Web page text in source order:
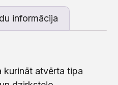
informācija
kurināt atvērta tipa